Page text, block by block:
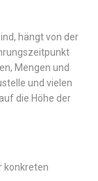
hängt von der
Mengen und
und vielen
die Höhe der
konkreten